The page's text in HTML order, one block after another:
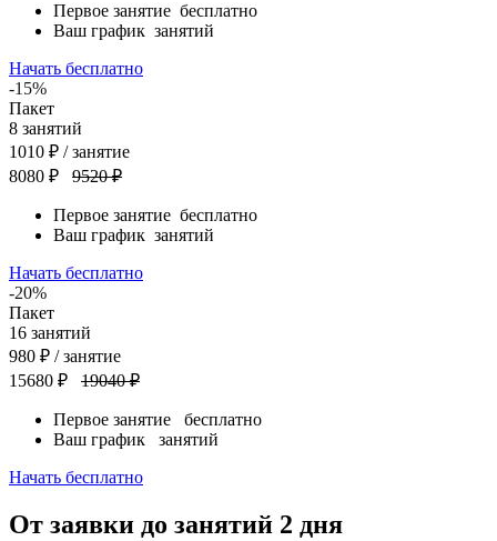
Первое занятие бесплатно
Ваш график занятий
Начать бесплатно
-15%
Пакет
8 занятий
1010 ₽ / занятие
8080 ₽
9520 ₽
Первое занятие бесплатно
Ваш график занятий
Начать бесплатно
-20%
Пакет
16 занятий
980 ₽ / занятие
15680 ₽
19040 ₽
Первое занятие бесплатно
Ваш график занятий
Начать бесплатно
От заявки до занятий 2 дня